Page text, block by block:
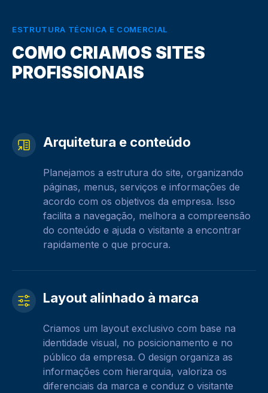
ESTRUTURA TÉCNICA E COMERCIAL
COMO CRIAMOS SITES
PROFISSIONAIS
Arquitetura e conteúdo
Planejamos a estrutura do site, organizando
páginas, menus, serviços e informações de
acordo com os objetivos da empresa. Isso
facilita a navegação, melhora a compreensão
do conteúdo e ajuda o visitante a encontrar
rapidamente o que procura.
Layout alinhado à marca
Criamos um layout exclusivo com base na
identidade visual, no posicionamento e no
público da empresa. O design organiza as
informações com hierarquia, valoriza os
diferenciais da marca e conduz o visitante